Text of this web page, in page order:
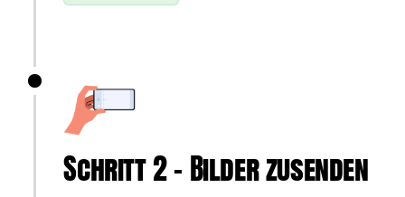
Schritt 2 – Bilder zusenden